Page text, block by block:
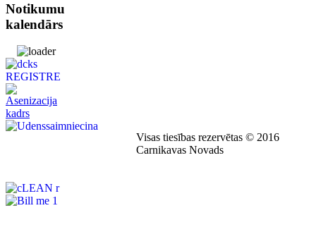
Notikumu
kalendārs
Visas tiesības rezervētas © 2016
Carnikavas Novads